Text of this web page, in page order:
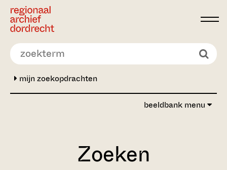
Ga direct naar de inhoud
mijn zoekopdrachten
beeldbank menu
Zoeken